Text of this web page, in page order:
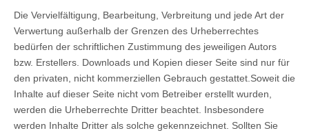
Die Vervielfältigung, Bearbeitung, Verbreitung und jede Art der
Verwertung außerhalb der Grenzen des Urheberrechtes
bedürfen der schriftlichen Zustimmung des jeweiligen Autors
bzw. Erstellers. Downloads und Kopien dieser Seite sind nur für
den privaten, nicht kommerziellen Gebrauch gestattet.Soweit die
Inhalte auf dieser Seite nicht vom Betreiber erstellt wurden,
werden die Urheberrechte Dritter beachtet. Insbesondere
werden Inhalte Dritter als solche gekennzeichnet. Sollten Sie